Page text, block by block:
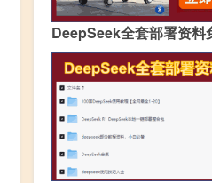
DeepSeek全套部署资料